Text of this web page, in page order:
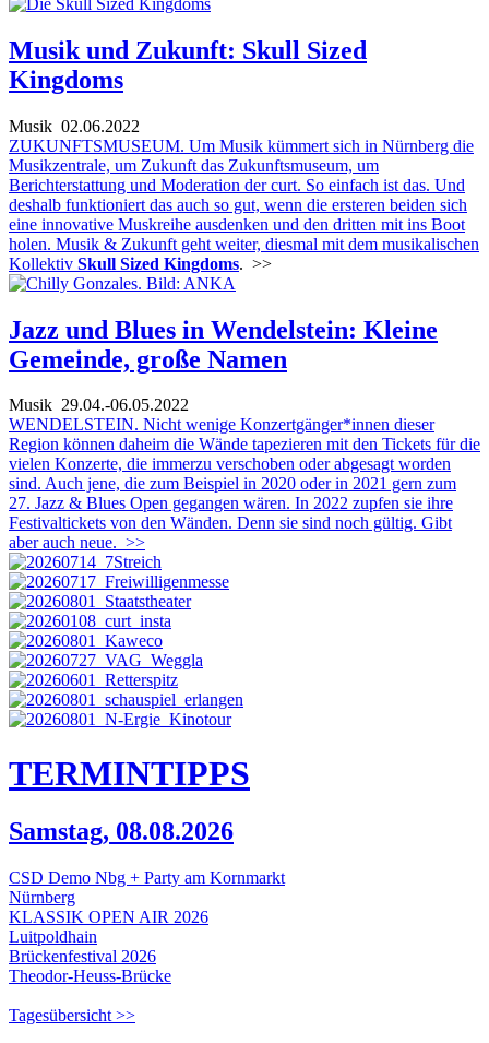
Musik und Zukunft: Skull Sized
Kingdoms
Musik 02.06.2022
ZUKUNFTSMUSEUM. Um Musik kümmert sich in Nürnberg die
Musikzentrale, um Zukunft das Zukunftsmuseum, um
Berichterstattung und Moderation der curt. So einfach ist das. Und
deshalb funktioniert das auch so gut, wenn die ersteren beiden sich
eine innovative Muskreihe ausdenken und den dritten mit ins Boot
holen. Musik & Zukunft geht weiter, diesmal mit dem musikalischen
Kollektiv Skull Sized Kingdoms. >>
Jazz und Blues in Wendelstein: Kleine
Gemeinde, große Namen
Musik 29.04.-06.05.2022
WENDELSTEIN. Nicht wenige Konzertgänger*innen dieser
Region können daheim die Wände tapezieren mit den Tickets für die
vielen Konzerte, die immerzu verschoben oder abgesagt worden
sind. Auch jene, die zum Beispiel in 2020 oder in 2021 gern zum
27. Jazz & Blues Open gegangen wären. In 2022 zupfen sie ihre
Festivaltickets von den Wänden. Denn sie sind noch gültig. Gibt
aber auch neue. >>
TERMINTIPPS
Samstag, 08.08.2026
CSD Demo Nbg + Party am Kornmarkt
Nürnberg
KLASSIK OPEN AIR 2026
Luitpoldhain
Brückenfestival 2026
Theodor-Heuss-Brücke
Tagesübersicht >>